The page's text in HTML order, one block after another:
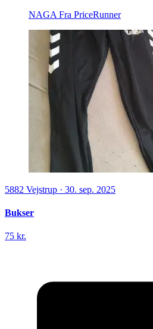
NAGA Fra PriceRunner
5882 Vejstrup · 30. sep. 2025
Bukser
75 kr.